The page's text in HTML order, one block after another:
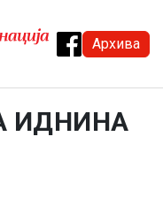
Архива
ИДНИНА